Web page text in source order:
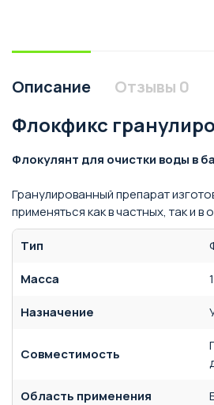
Описание Отзывы 0
Флокфикс
Флокулянт для очистки воды в
Гранулированный препарат
применяться как в частных, так и
Тип
Масса
Назначение
Совместимость
Область применения